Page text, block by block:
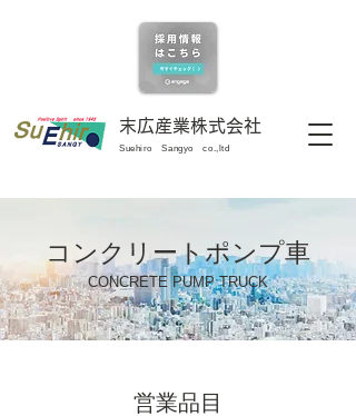
末広産業株式会社
Suehiro Sangyo co.,ltd
コンクリートポンプ車
CONCRETE PUMP TRUCK
営業品目